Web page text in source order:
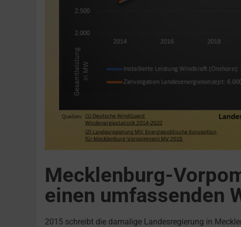
Mecklenburg-
einen umfassenden
2015 schreibt die damalige Landesregierung in